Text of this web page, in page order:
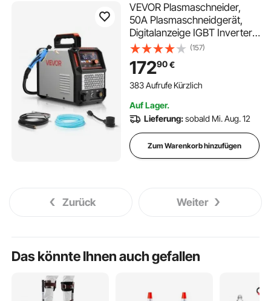
VEVOR Plasmaschneider,
50A Plasmaschneidgerät,
Digitalanzeige IGBT Inverter-
Schneidemaschine mit
2T/4T-Funktion &
einstellbarer PA/PT-Zeit, Ideal
für Heimreparaturen,
(157)
17290€
383 Aufrufe Kürzlich
Auf Lager.
Lieferung:sobald Mi. Aug. 12
Zum Warenkorb hinzufügen
Zurück Weiter
Das könnte Ihnen auch gefallen